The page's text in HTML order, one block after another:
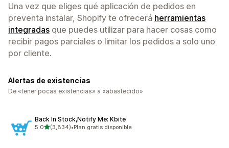
Una vez que eliges qué aplicación de pedidos en
preventa instalar, Shopify te ofrecerá herramientas
integradas que puedes utilizar para hacer cosas como
recibir pagos parciales o limitar los pedidos a solo uno
por cliente.
Alertas de existencias
De «tener pocas existencias» a «abastecido»
Back In Stock,Notify Me: Kbite
5.0de 5 estrellas
(3,834)
3834 reseñas en total
•Plan gratis disponible